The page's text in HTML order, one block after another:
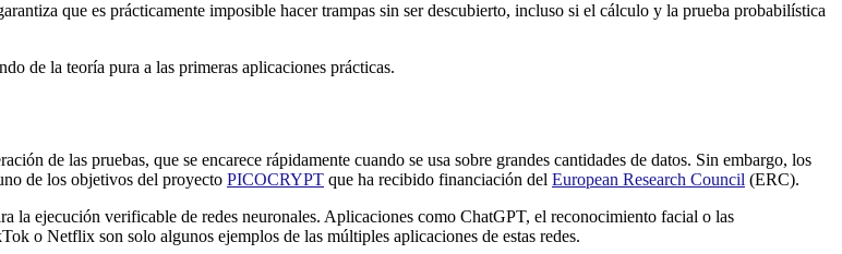
que es prácticamente imposible hacer trampas sin ser descubierto, incluso si el cálculo y la prueba probabilística
de la teoría pura a las primeras aplicaciones prácticas.
de las pruebas, que se encarece rápidamente cuando se usa sobre grandes cantidades de datos. Sin embargo, los
de los objetivos del proyecto PICOCRYPT que ha recibido financiación del European Research Council (ERC).
la ejecución verificable de redes neuronales. Aplicaciones como ChatGPT, el reconocimiento facial o las
o Netflix son solo algunos ejemplos de las múltiples aplicaciones de estas redes.